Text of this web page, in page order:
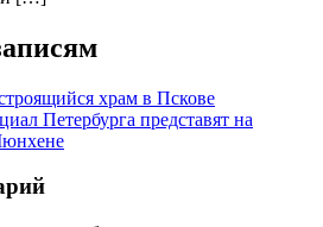
храм в Пскове
Петербурга представят на